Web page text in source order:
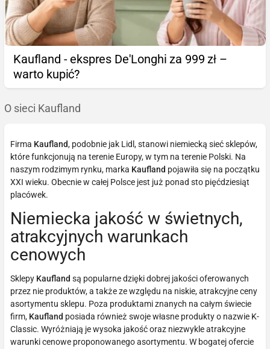
Kaufland - ekspres De'Longhi za 999 zł –
warto kupić?
O sieci Kaufland
Firma Kaufland, podobnie jak Lidl, stanowi niemiecką sieć sklepów,
które funkcjonują na terenie Europy, w tym na terenie Polski. Na
naszym rodzimym rynku, marka Kaufland pojawiła się na początku
XXI wieku. Obecnie w całej Polsce jest już ponad sto pięćdziesiąt
placówek.
Niemiecka jakość w świetnych,
atrakcyjnych warunkach
cenowych
Sklepy Kaufland są popularne dzięki dobrej jakości oferowanych
przez nie produktów, a także ze względu na niskie, atrakcyjne ceny
asortymentu sklepu. Poza produktami znanych na całym świecie
firm, Kaufland posiada również swoje własne produkty o nazwie K-
Classic. Wyróżniają je wysoka jakość oraz niezwykle atrakcyjne
warunki cenowe proponowanego asortymentu. W bogatej ofercie